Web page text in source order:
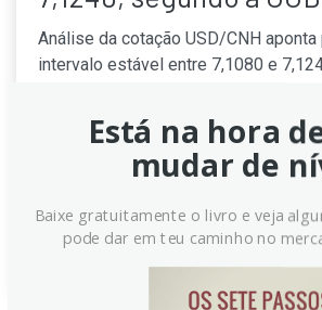
Análise da cotação USD/CNH
intervalo estável entre 7,1080 e
patamar de 7,1100; a expectativa é
seja gradual, sem visibilidade
segundo avaliação da equipe da UOB
Continue lendo
Está na hora
mudar de
Baixe gratuitamente o livro e veja
pode dar em teu caminho no